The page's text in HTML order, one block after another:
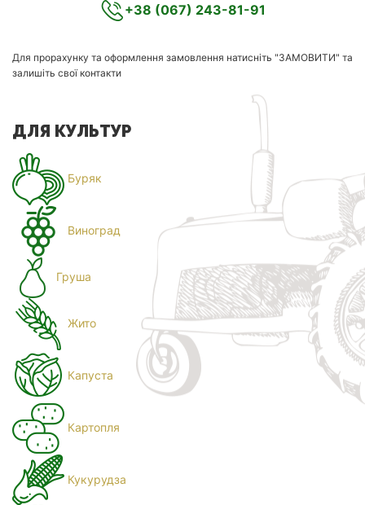
+38 (067) 243-81-91
Для прорахунку та оформлення замовлення натисніть "ЗАМОВИТИ" та
залишіть свої контакти
ДЛЯ КУЛЬТУР
Буряк
Виноград
Груша
Жито
Капуста
Картопля
Кукурудза